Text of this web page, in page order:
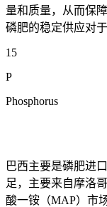
量和质量，从而保
磷肥的稳定供应对
15
P
Phosphorus
巴西主要是磷肥进
足，主要来自摩洛
酸一铵（MAP）市